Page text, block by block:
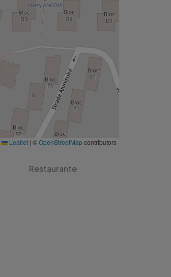
0722 233 464
din str. Babadag nr. 12, bl.6, parter
pentru tine si cu tine pentru a obtine
aici pentru a facilita totul, astfel incat
Leaflet | ©OpenStreetMapcontributors
Restaurante